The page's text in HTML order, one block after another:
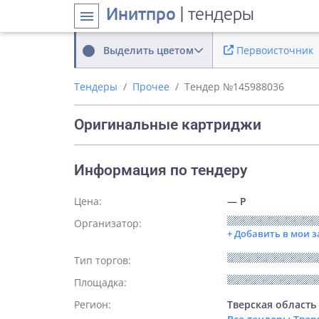
menu Инитпро | тендеры
Выделить цветом Первоисточник
Тендеры Прочее Тендер №145988036
Оригинальные картриджи
Информация по тендеру
Цена:
— Р
Организатор:
+ Добавить в мои
Тип торгов:
Площадка:
Регион:
Тверская область